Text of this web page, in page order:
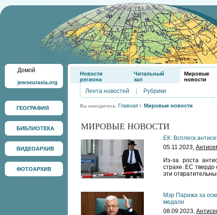
Домой
jewseurasia.org
ГЕОГРАФИЯ
БИБЛИОТЕКА
ВИДЕОАРХИВ
ФОТОАРХИВ
Новости
региона
Читальный
зал
Мировые
новости
Лента новостей Рубрики
Вы находитесь: Главная \ Мировые новости
МИРОВЫЕ НОВОСТИ
ЕК: Всплеск
05.11.2023,
Из-за роста
страхе. ЕС
эти
Мэр Парижа за
медали
08.09.2023,